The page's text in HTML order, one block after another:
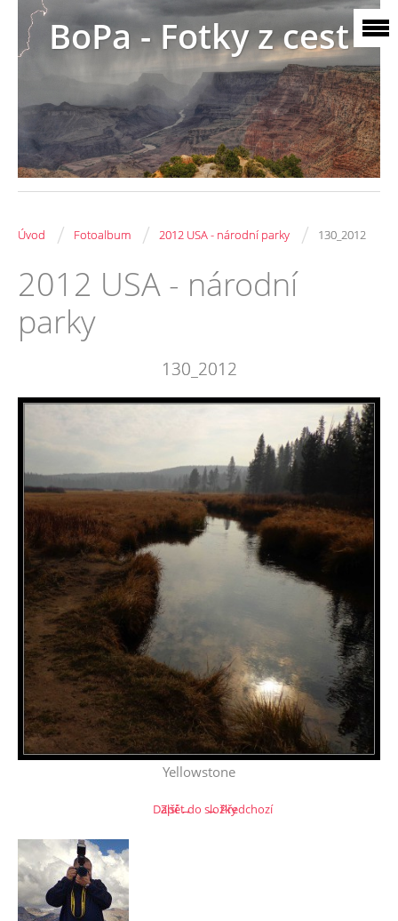
BoPa - Fotky z cest
Úvod / Fotoalbum / 2012 USA - národní parky / 130_2012
2012 USA - národní
parky
130_2012
Yellowstone
← Předchozí
Další →
Zpět do složky